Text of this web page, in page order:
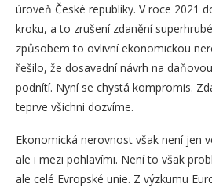
úroveň České republiky. V roce 2021
kroku, a to zrušení zdanění
způsobem to ovlivní ekonomickou
řešilo, že dosavadní návrh na
podnítí. Nyní se chystá kompromis.
teprve všichni dozvíme.
Ekonomická nerovnost však není jen
ale i mezi pohlavími. Není to však
ale celé Evropské unie. Z výzkumu